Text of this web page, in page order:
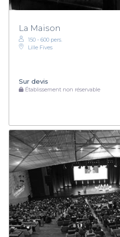
La Maison
150 - 600 pers.
Lille Fives
Sur devis
Établissement non réservable